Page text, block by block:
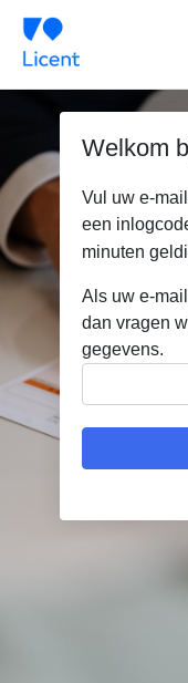
Welkom
Vul uw e-
een
minuten
Als uw e-
dan vragen
gegevens.